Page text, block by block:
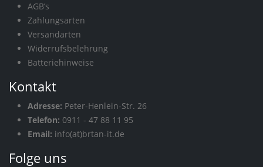
AGB’s
Zahlungsarten
Versandarten
Widerrufsbelehrung
Batteriehinweise
Kontakt
Adresse: Peter-Henlein-Str. 26
Telefon: 0911 - 47 88 11 95
Email: info(at)brtan-it.de
Folge uns